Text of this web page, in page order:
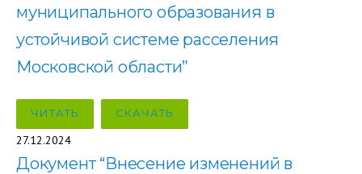
муниципального образования в
устойчивой системе расселения
Московской области”
ЧИТАТЬ СКАЧАТЬ
27.12.2024
Документ “Внесение изменений в